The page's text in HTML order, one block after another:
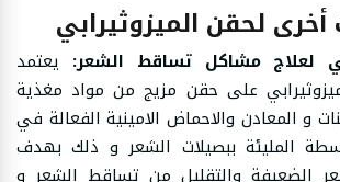
لحقن الميزوثيرابي
لعلاج مشاكل تساقط الشعر: يعتمد
على حقن مزيج من مواد مغذية
و المعادن والاحماض الامينية الفعالة في
المليئة ببصيلات الشعر و ذلك بهدف
الضعيفة والتقليل من تساقط الشعر و